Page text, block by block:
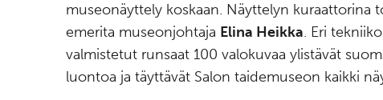
museonäyttely koskaan. Näyttelyn kuraattorina
emerita museonjohtaja Elina Heikka. Eri
valmistetut runsaat 100 valokuvaa ylistävät
luontoa ja täyttävät Salon taidemuseon kaikki